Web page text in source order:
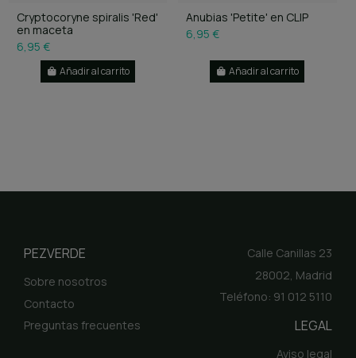
Cryptocoryne spiralis 'Red'
en maceta
6,95 €
Añadir al carrito
Anubias 'Petite' en CLIP
6,95 €
Añadir al carrito
PEZVERDE
Sobre nosotros
Contacto
Preguntas frecuentes
Calle Canillas 23
28002, Madrid
Teléfono: 91 012 5110
LEGAL
Aviso legal